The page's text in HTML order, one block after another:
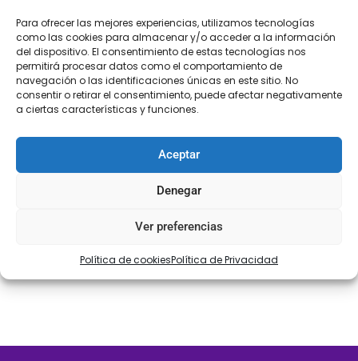
Para ofrecer las mejores experiencias, utilizamos tecnologías
como las cookies para almacenar y/o acceder a la información
del dispositivo. El consentimiento de estas tecnologías nos
permitirá procesar datos como el comportamiento de
navegación o las identificaciones únicas en este sitio. No
consentir o retirar el consentimiento, puede afectar negativamente
a ciertas características y funciones.
Aceptar
Denegar
Ver preferencias
Política de cookiesPolítica de Privacidad
Descripción
Información adicional
Valoraciones (0)
Descripción
Tamaño. 25 mm aprox
Color. rojo